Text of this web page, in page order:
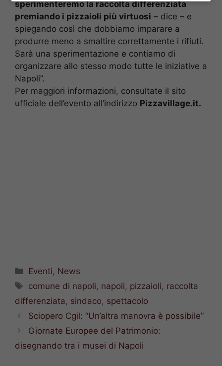
sperimenteremo la raccolta differenziata
premiando i pizzaioli più virtuosi – dice – e
spiegando così che dobbiamo imparare a
produrre meno a smaltire correttamente i rifiuti.
Sarà una sperimentazione e contiamo di
organizzare allo stesso modo tutte le iniziative a
Napoli”.
Per maggiori informazioni, consultate il sito
ufficiale dell’evento all’indirizzo Pizzavillage.it.
Categorie
Eventi, News
Tag
comune di napoli, napoli, pizzaioli, raccolta
differenziata, sindaco, spettacolo
Sciopero Cgil: “Un’altra manovra è possibile”
Giornate Europee del Patrimonio:
disegnando tra i musei di Napoli